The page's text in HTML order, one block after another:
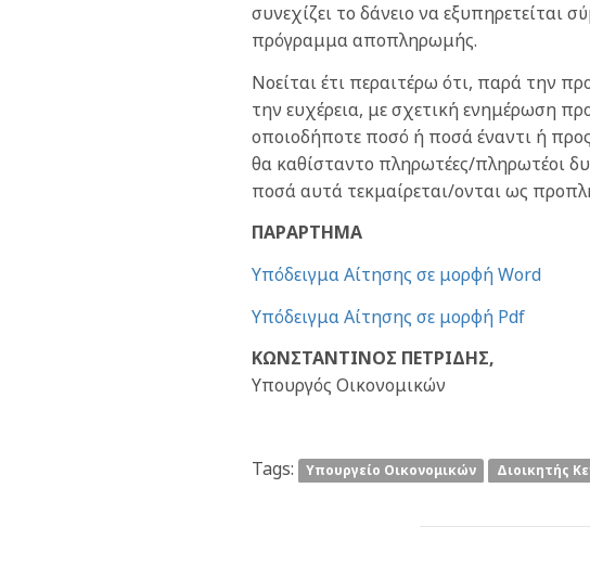
συνεχίζει το δάνειο να
πρόγραμμα αποπληρωμής.
Νοείται έτι περαιτέρω ότι, παρά την
την ευχέρεια, με σχετική ενημέρωση
οποιοδήποτε ποσό ή ποσά έναντι ή
θα καθίσταντο πληρωτέες/πληρωτέοι
ποσά αυτά τεκμαίρεται/ονται ως
ΠΑΡΑΡΤΗΜΑ
Υπόδειγμα Αίτησης σε μορφή Word
Υπόδειγμα Αίτησης σε μορφή Pdf
ΚΩΝΣΤΑΝΤΙΝΟΣ ΠΕΤΡΙΔΗΣ,
Υπουργός Οικονομικών
Tags: Yπουργείο Οικονομικών Διοικητής